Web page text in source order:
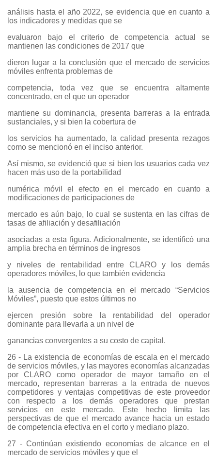
análisis hasta el año 2022, se evidencia que en cuanto a
los indicadores y medidas que se
evaluaron bajo el criterio de competencia actual se
mantienen las condiciones de 2017 que
dieron lugar a la conclusión que el mercado de servicios
móviles enfrenta problemas de
competencia, toda vez que se encuentra altamente
concentrado, en el que un operador
mantiene su dominancia, presenta barreras a la entrada
sustanciales, y si bien la cobertura de
los servicios ha aumentado, la calidad presenta rezagos
como se mencionó en el inciso anterior.
Así mismo, se evidenció que si bien los usuarios cada vez
hacen más uso de la portabilidad
numérica móvil el efecto en el mercado en cuanto a
modificaciones de participaciones de
mercado es aún bajo, lo cual se sustenta en las cifras de
tasas de afiliación y desafiliación
asociadas a esta figura. Adicionalmente, se identificó una
amplia brecha en términos de ingresos
y niveles de rentabilidad entre CLARO y los demás
operadores móviles, lo que también evidencia
la ausencia de competencia en el mercado “Servicios
Móviles”, puesto que estos últimos no
ejercen presión sobre la rentabilidad del operador
dominante para llevarla a un nivel de
ganancias convergentes a su costo de capital.
26 - La existencia de economías de escala en el mercado
de servicios móviles, y las mayores economías alcanzadas
por CLARO como operador de mayor tamaño en el
mercado, representan barreras a la entrada de nuevos
competidores y ventajas competitivas de este proveedor
con respecto a los demás operadores que prestan
servicios en este mercado. Este hecho limita las
perspectivas de que el mercado avance hacia un estado
de competencia efectiva en el corto y mediano plazo.
27 - Continúan existiendo economías de alcance en el
mercado de servicios móviles y que el